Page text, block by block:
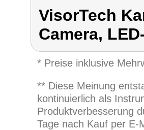
VisorTech
Camera,
* Preise inklusive
** Diese Meinung
kontinuierlich als
Produktverbesserung
Tage nach Kauf per E-